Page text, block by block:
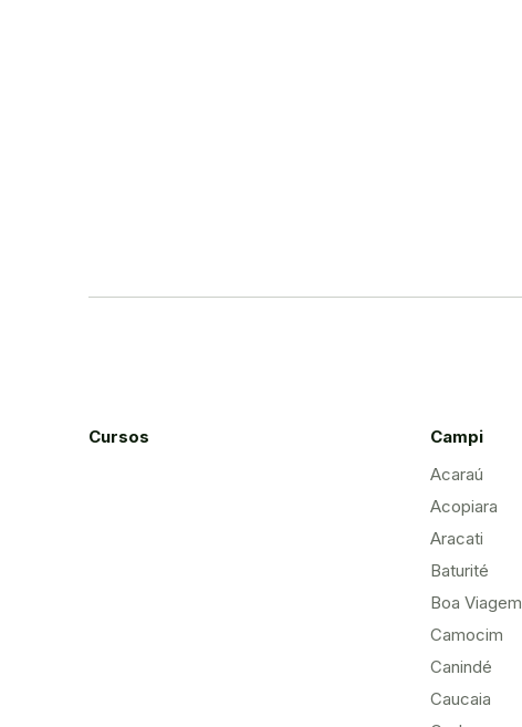
Cursos
Campi
Acaraú
Acopiara
Aracati
Baturité
Boa Viagem
Camocim
Canindé
Caucaia